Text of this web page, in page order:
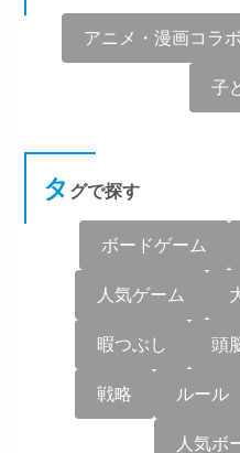
アニメ・漫画コラボ
子
タ グで探す
ボードゲーム
人気ゲーム
暇つぶし 頭
戦略 ルール
人気ボ